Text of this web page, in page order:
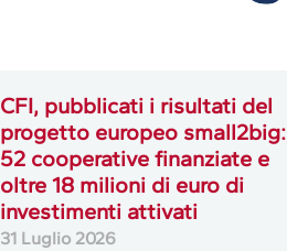
CFI, pubblicati i risultati del
progetto europeo small2big:
52 cooperative finanziate e
oltre 18 milioni di euro di
investimenti attivati
31 Luglio 2026